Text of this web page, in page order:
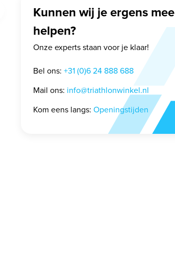
Kunnen wij je ergens mee
helpen?
Onze experts staan voor je klaar!
Bel ons: +31 (0)6 24 888 688
Mail ons: info@triathlonwinkel.nl
Kom eens langs: Openingstijden